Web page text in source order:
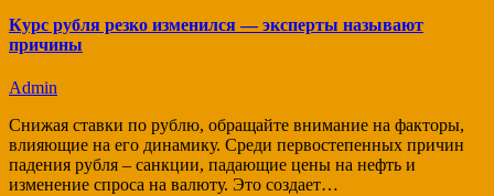
Курс рубля резко изменился — эксперты называют
причины
Admin
Снижая ставки по рублю, обращайте внимание на факторы,
влияющие на его динамику. Среди первостепенных причин
падения рубля – санкции, падающие цены на нефть и
изменение спроса на валюту. Это создает…